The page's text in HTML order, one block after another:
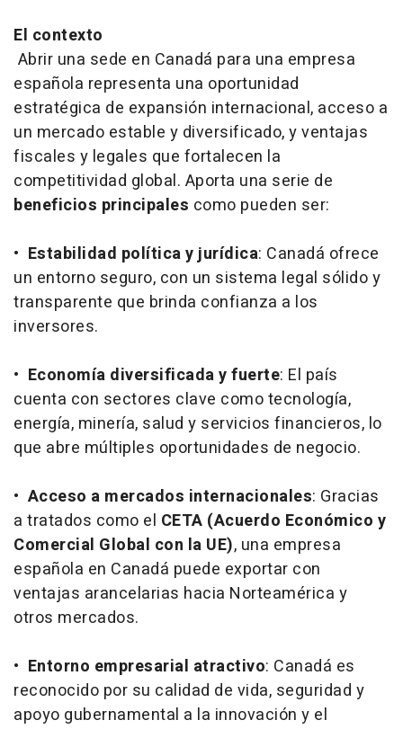
El contexto
Abrir una sede en Canadá para una empresa
española representa una oportunidad
estratégica de expansión internacional, acceso a
un mercado estable y diversificado, y ventajas
fiscales y legales que fortalecen la
competitividad global. Aporta una serie de
beneficios principales como pueden ser:
• Estabilidad política y jurídica: Canadá ofrece
un entorno seguro, con un sistema legal sólido y
transparente que brinda confianza a los
inversores.
• Economía diversificada y fuerte: El país
cuenta con sectores clave como tecnología,
energía, minería, salud y servicios financieros, lo
que abre múltiples oportunidades de negocio.
• Acceso a mercados internacionales: Gracias
a tratados como el CETA (Acuerdo Económico y
Comercial Global con la UE), una empresa
española en Canadá puede exportar con
ventajas arancelarias hacia Norteamérica y
otros mercados.
• Entorno empresarial atractivo: Canadá es
reconocido por su calidad de vida, seguridad y
apoyo gubernamental a la innovación y el